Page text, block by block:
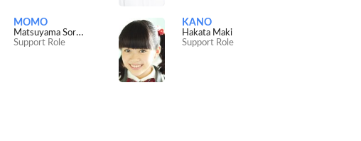
MOMO
Matsuyama Sorane
Support Role
KANO
Hakata Maki
Support Role